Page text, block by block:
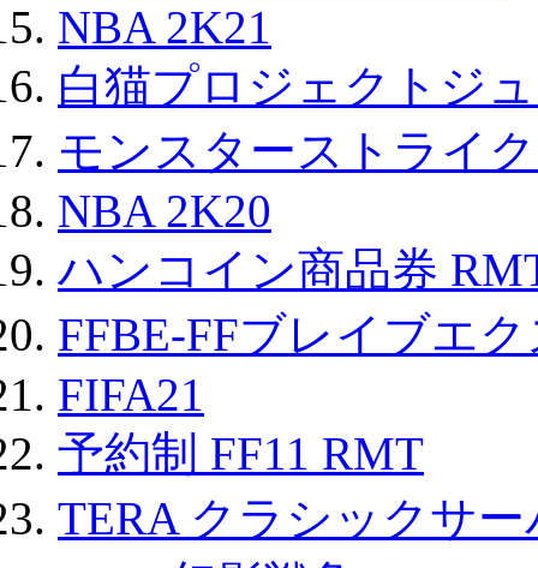
NBA 2K21
白猫プロジェクトジ
モンスターストライ
NBA 2K20
ハンコイン商品券
FFBE-FFブレイブエ
FIFA21
予約制 FF11 RMT
TERA クラシックサ